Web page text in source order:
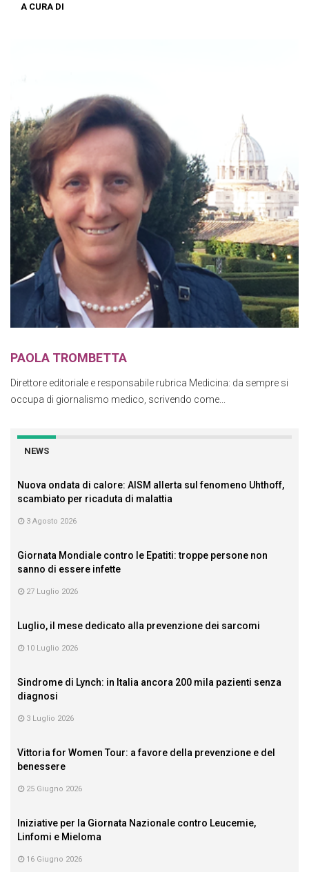
A CURA DI
PAOLA TROMBETTA
Direttore editoriale e responsabile rubrica Medicina: da sempre si
occupa di giornalismo medico, scrivendo come...
NEWS
Nuova ondata di calore: AISM allerta sul fenomeno Uhthoff,
scambiato per ricaduta di malattia
3 Agosto 2026
Giornata Mondiale contro le Epatiti: troppe persone non
sanno di essere infette
27 Luglio 2026
Luglio, il mese dedicato alla prevenzione dei sarcomi
10 Luglio 2026
Sindrome di Lynch: in Italia ancora 200 mila pazienti senza
diagnosi
3 Luglio 2026
Vittoria for Women Tour: a favore della prevenzione e del
benessere
25 Giugno 2026
Iniziative per la Giornata Nazionale contro Leucemie,
Linfomi e Mieloma
16 Giugno 2026